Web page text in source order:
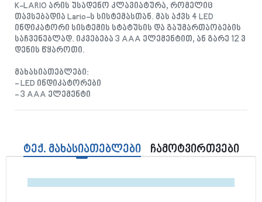
K-LARIO არის უსადენო კლავიატურა, რომელიც
თავსებადია Lario-ს სისტემასთან. მას აქვს 4 LED
ინდიკატორი სისტემის სტატუსის და გაუმართაობების
საჩვენებლად. იკვებება 3 AAA ელემენტით, ან გარე 12 ვ
დენის წყაროთი.
მახასიათებლები:
- LED ინდიკატორები
- 3 AAA ელემენტი
ტექ. მახასიათებლები ჩამოტვირთვები